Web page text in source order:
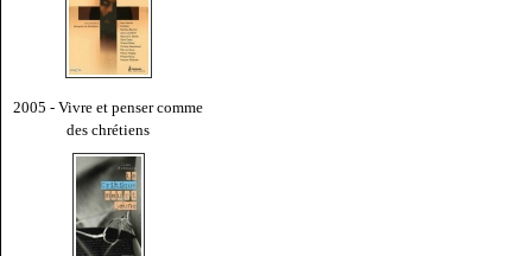
2005 - Vivre et penser comme
des chrétiens